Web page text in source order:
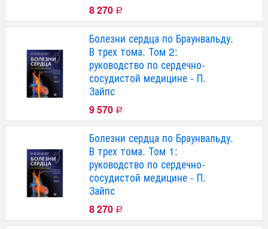
8 270 Р
Болезни сердца по Браунвальду.
В трех тома. Том 2:
руководство по сердечно-
сосудистой медицине - П.
Зайпс
9 570 Р
Болезни сердца по Браунвальду.
В трех тома. Том 1:
руководство по сердечно-
сосудистой медицине - П.
Зайпс
8 270 Р